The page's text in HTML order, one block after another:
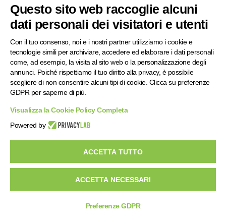
Questo sito web raccoglie alcuni
dati personali dei visitatori e utenti
Con il tuo consenso, noi e i nostri partner utilizziamo i cookie e
tecnologie simili per archiviare, accedere ed elaborare i dati personali
come, ad esempio, la visita al sito web o la personalizzazione degli
annunci. Poiché rispettiamo il tuo diritto alla privacy, è possibile
scegliere di non consentire alcuni tipi di cookie. Clicca su preferenze
GDPR per saperne di più.
Visualizza la Cookie Policy Completa
Powered by
ACCETTA TUTTO
ACCETTA NECESSARI
Preferenze GDPR